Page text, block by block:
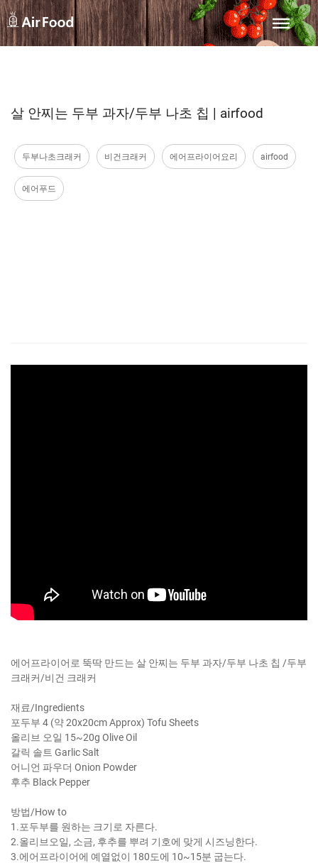
살 안찌는 두부 과자/두부 나초 칩 | airfood
두부나초크래커 비건크래커 에어프라이어요리 airfood
에어푸드
에어프라이어로 뚝딱 만드는 살 안찌는 두부 과자/두부 나초 칩 /두부
크래커/비건 크래커
재료/Ingredients
포두부 4 (약 20x20cm Approx) Tofu Sheets
올리브 오일 15~20g Olive Oil
갈릭 솔트 Garlic Salt
어니언 파우더 Onion Powder
후추 Black Pepper
방법/How to
1.포두부를 원하는 크기로 자른다.
2.올리브오일, 소금, 후추를 뿌려 기호에 맞게 시즈닝한다.
3.에어프라이어에 예열없이 180도에 10~15분 굽는다.